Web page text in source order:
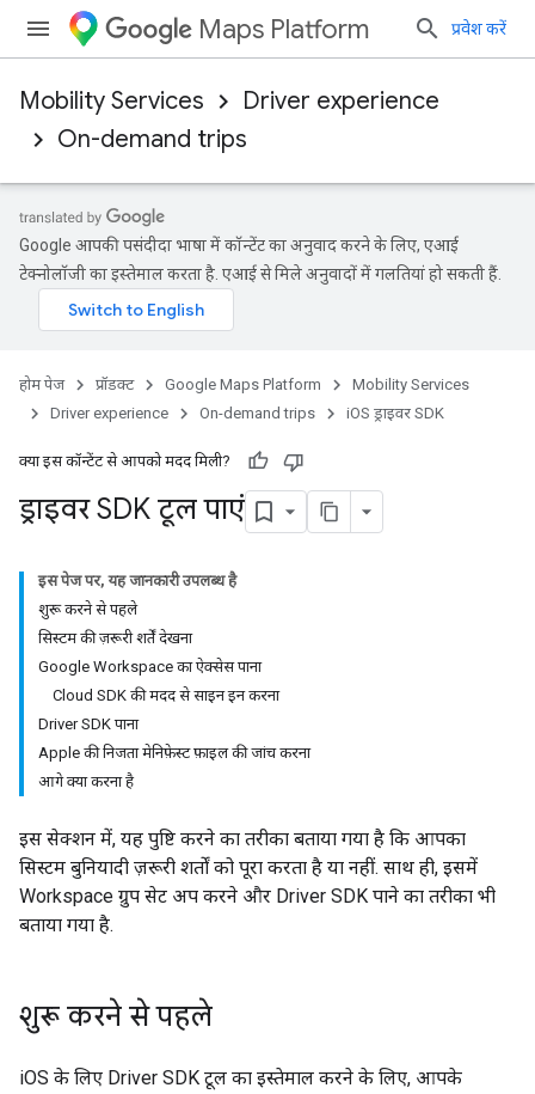
Maps Platform प्रवेश करें
Mobility Services
Driver experience
On-demand trips
Google आपकी पसंदीदा भाषा में कॉन्टेंट का अनुवाद करने के लिए, एआई
टेक्नोलॉजी का इस्तेमाल करता है. एआई से मिले अनुवादों में गलतियां हो सकती हैं.
होम पेज प्रॉडक्ट Google Maps Platform
Mobility Services
Driver experience
On-demand trips iOS ड्राइवर SDK
क्या इस कॉन्टेंट से आपको मदद मिली?
ड्राइवर SDK टूल पाएं
इस पेज पर, यह जानकारी उपलब्ध है
शुरू करने से पहले
सिस्टम की ज़रूरी शर्तें देखना
Google Workspace का ऐक्सेस पाना
Cloud SDK की मदद से साइन इन करना
Driver SDK पाना
Apple की निजता मेनिफ़ेस्ट फ़ाइल की जांच करना
आगे क्या करना है
इस सेक्शन में, यह पुष्टि करने का तरीका बताया गया है कि आपका
सिस्टम बुनियादी ज़रूरी शर्तों को पूरा करता है या नहीं. साथ ही, इसमें
Workspace ग्रुप सेट अप करने और Driver SDK पाने का तरीका भी
बताया गया है.
शुरू करने से पहले
iOS के लिए Driver SDK टूल का इस्तेमाल करने के लिए, आपके